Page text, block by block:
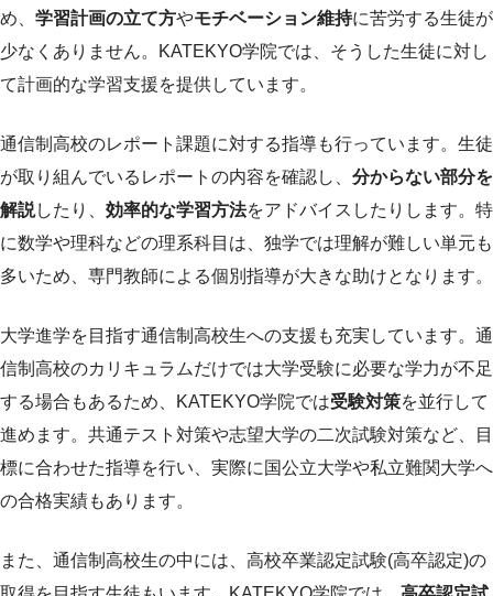
め、 学習計画の立て方やモチベーション維持に苦労する生徒が
少なくありません。KATEKYO学院では、そうした生徒に対し
て計画的な学習支援を提供しています。
通信制高校のレポート課題に対する指導も行っています。生徒
が取り組んでいるレポートの内容を確認し、 分からない部分を
解説したり、 効率的な学習方法をアドバイスしたりします。特
に数学や理科などの理系科目は、独学では理解が難しい単元も
多いため、専門教師による個別指導が大きな助けとなります。
大学進学を目指す通信制高校生への支援も充実しています。通
信制高校のカリキュラムだけでは大学受験に必要な学力が不足
する場合もあるため、KATEKYO学院では受験対策を並行して
進めます。共通テスト対策や志望大学の二次試験対策など、目
標に合わせた指導を行い、実際に国公立大学や私立難関大学へ
の合格実績もあります。
また、通信制高校生の中には、高校卒業認定試験(高卒認定)の